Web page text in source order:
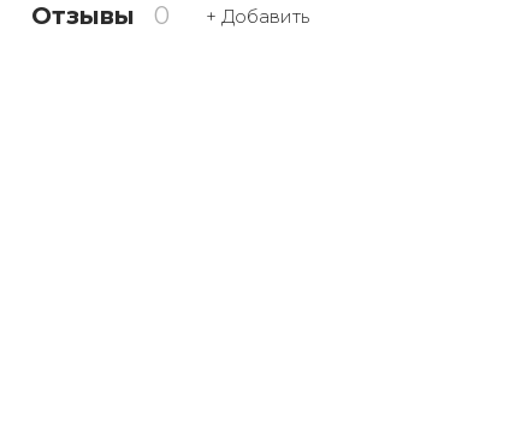
Отзывы 0 + Добавить